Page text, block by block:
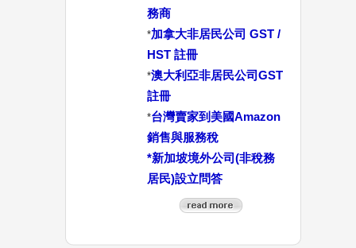
務商
*加拿大非居民公司 GST /
HST 註冊
*澳大利亞非居民公司GST
註冊
*台灣賣家到美國Amazon
銷售與服務稅
*新加坡境外公司(非稅務
居民)設立問答